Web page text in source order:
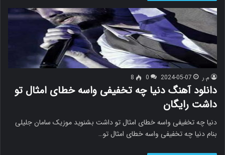
م.ر 2024-05-07
0
8
دانلود آهنگ دنیا چه تخفیفی واسه خطای امثال تو
داشت رایگان
دنیا چه تخفیفی واسه خطای امثال تو داشت بشنوید موزیک سامان جلیلی
بنام دنیا چه تخفیفی واسه خطای امثال تو…